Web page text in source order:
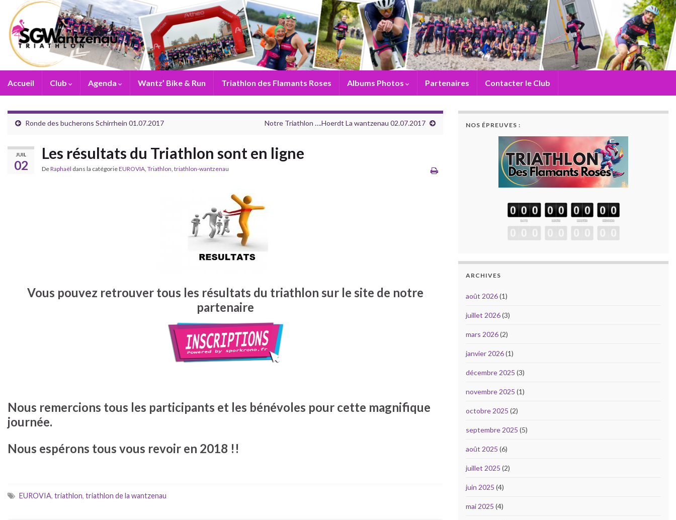
Accueil Club Agenda Wantz’ Bike & Run Triathlon des Flamants Roses Albums Photos Partenaires Contacter le Club
Ronde des bucherons Schirrhein 01.07.2017 Notre Triathlon ….Hoerdt La wantzenau 02.07.2017
JUIL
02
Les résultats du Triathlon sont en ligne
DeRaphaël dans la catégorieEUROVIA Triathlon triathlon-wantzenau
Vous pouvez retrouver tous les résultats du triathlon sur le site de notre
partenaire
Nous remercions tous les participants et les bénévoles pour cette magnifique
journée.
Nous espérons tous vous revoir en 2018 !!
EUROVIA, triathlon, triathlon de la wantzenau
NOS ÉPREUVES :
ARCHIVES
août 2026(1)
juillet 2026(3)
mars 2026(2)
janvier 2026(1)
décembre 2025 (3)
novembre 2025 (1)
octobre 2025 (2)
septembre 2025 (5)
août 2025 (6)
juillet 2025 (2)
juin 2025 (4)
mai 2025 (4)